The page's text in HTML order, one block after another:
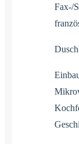
Fax-/